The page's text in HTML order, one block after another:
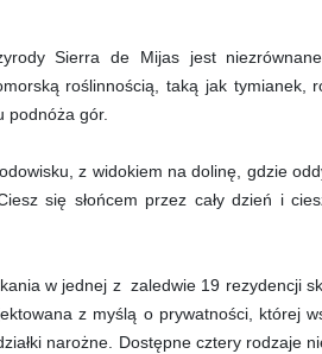
Sierra de Mijas jest
roślinnością, taką jak tymianek,
podnóża gór.
z widokiem na dolinę, gdzie
się słońcem przez cały dzień i
w jednej z zaledwie 19 rezydencji
z myślą o prywatności, której
narożne. Dostępne cztery rodzaje